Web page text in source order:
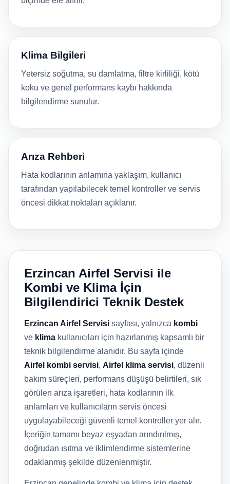
Klima Bilgileri
Yetersiz soğutma, su damlatma, filtre kirliliği, kötü
koku ve genel performans kaybı hakkında
bilgilendirme sunulur.
Arıza Rehberi
Hata kodlarının anlamına yaklaşım, kullanıcı
tarafından yapılabilecek temel kontroller ve servis
öncesi dikkat noktaları açıklanır.
Erzincan Airfel Servisi ile
Kombi ve Klima İçin
Bilgilendirici Teknik Destek
Erzincan Airfel Servisi sayfası, yalnızca kombi
ve klima kullanıcıları için hazırlanmış kapsamlı bir
teknik bilgilendirme alanıdır. Bu sayfa içinde
Airfel kombi servisi, Airfel klima servisi, düzenli
bakım süreçleri, performans düşüşü belirtileri, sık
görülen arıza işaretleri, hata kodlarının ilk
anlamları ve kullanıcıların servis öncesi
uygulayabileceği güvenli temel kontroller yer alır.
İçeriğin tamamı beyaz eşyadan arındırılmış,
doğrudan ısıtma ve iklimlendirme sistemlerine
odaklanmış şekilde düzenlenmiştir.